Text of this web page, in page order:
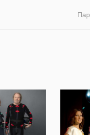
703